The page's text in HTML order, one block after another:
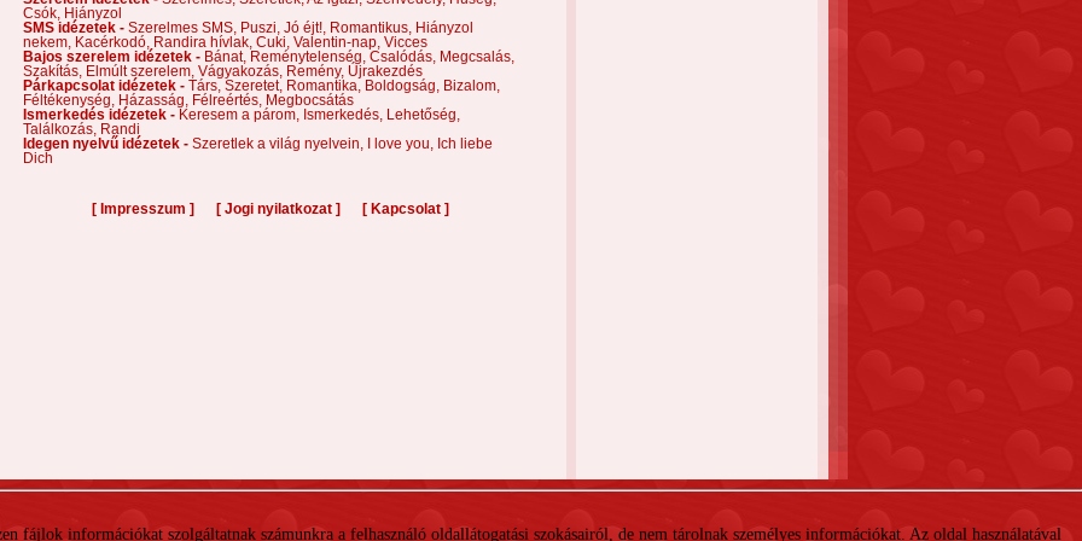
Csók,
Hiányzol
SMS idézetek - Szerelmes SMS, Puszi, Jó éjt!, Romantikus,
Hiányzol
nekem,
Kacérkodó, Randira hívlak, Cuki, Valentin-nap, Vicces
Bajos szerelem idézetek - Bánat, Reménytelenség, Csalódás,
Megcsalás,
Szakítás,
Elmúlt szerelem, Vágyakozás, Remény, Újrakezdés
Párkapcsolat idézetek - Társ, Szeretet, Romantika, Boldogság,
Bizalom,
Féltékenység,
Házasság, Félreértés,
Megbocsátás
Ismerkedés idézetek - Keresem a párom, Ismerkedés,
Lehetőség,
Találkozás,
Randi
Idegen nyelvű idézetek - Szeretlek a világ nyelvein, I love you,
Ich liebe
Dich
[ Impresszum ] [ Jogi nyilatkozat ] [ Kapcsolat ]
fájlok információkat szolgáltatnak számunkra a felhasználó oldallátogatási szokásairól, de nem tárolnak személyes információkat. Az oldal használatával